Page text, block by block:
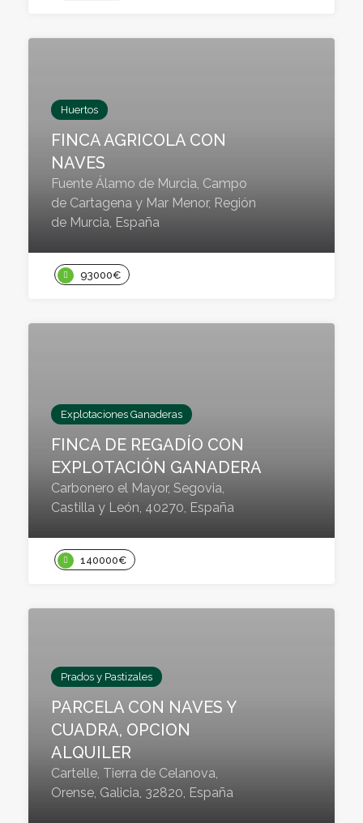
Huertos
FINCA AGRICOLA CON
NAVES
Fuente Álamo de Murcia, Campo
de Cartagena y Mar Menor, Región
de Murcia, España
93000€
Explotaciones Ganaderas
FINCA DE REGADÍO CON
EXPLOTACIÓN GANADERA
Carbonero el Mayor, Segovia,
Castilla y León, 40270, España
140000€
Prados y Pastizales
PARCELA CON NAVES Y
CUADRA, OPCION
ALQUILER
Cartelle, Tierra de Celanova,
Orense, Galicia, 32820, España